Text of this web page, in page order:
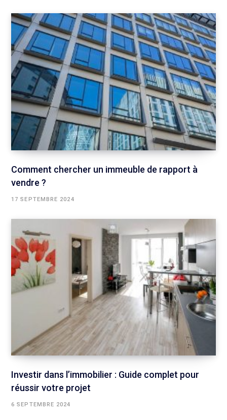
Comment chercher un immeuble de rapport à
vendre ?
17 SEPTEMBRE 2024
Investir dans l’immobilier : Guide complet pour
réussir votre projet
6 SEPTEMBRE 2024